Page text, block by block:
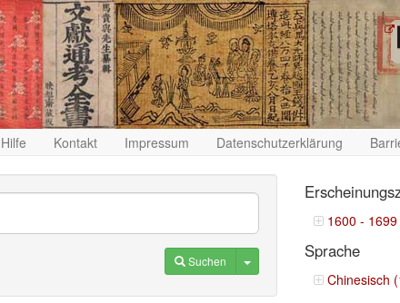
Hilfe Kontakt Impressum Datenschutzerklärung
Suchen Toggle Dropdown
1600 -
Sprache
Chinesisch